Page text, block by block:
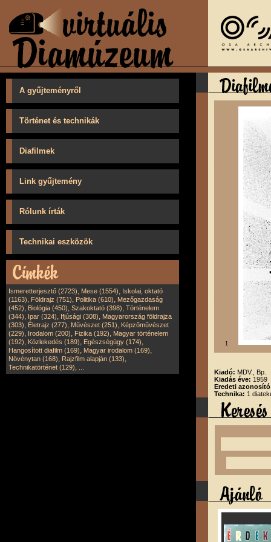
A gyűjteményről
Történet és technikák
Diafilmek
Link gyűjtemény
Rólunk írták
Technikai eszközök
Ismeretterjesztő (2723), Mese (1554), Iskolai, oktató
(1163), Földrajz (751), Politika (610), Mezőgazdaság
(452), Biológia (450), Szakoktató (398), Történelem
(344), Ipar (324), Ifjúsági (308), Magyarország földrajza
(303), Életrajz (277), Művészet (251), Képzőművészet
(229), Irodalom (200), Fizika (192), Magyar történelem
(192), Közlekedés (189), Egészségügy (174),
Hangosított diafilm (169), Magyar irodalom (169),
Növénytan (168), Rajzfilm alapján (133),
Technikatörténet (129),
1
Kiadó: MDV., Bp.
Kiadás éve: 1959
Eredeti
Technika: 1